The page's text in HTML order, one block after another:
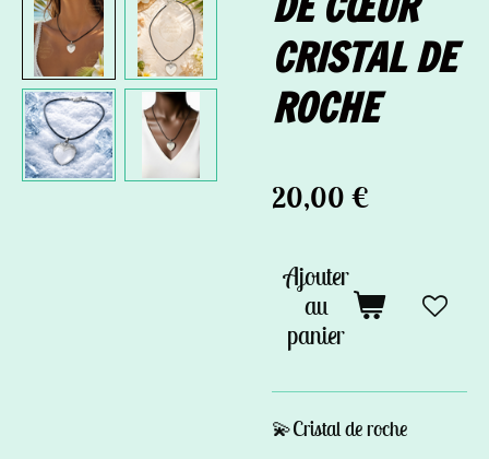
CRISTAL DE
ROCHE
20,00 €
Ajouter
au
panier
💫Cristal de roche